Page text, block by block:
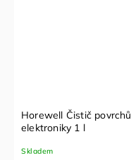
Horewell Čistič povrchů
elektroniky 1 l
Skladem